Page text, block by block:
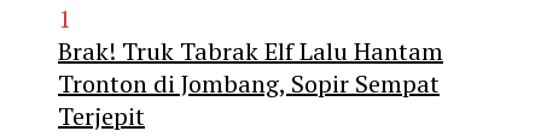
1
Brak! Truk Tabrak Elf Lalu Hantam
Tronton di Jombang, Sopir Sempat
Terjepit